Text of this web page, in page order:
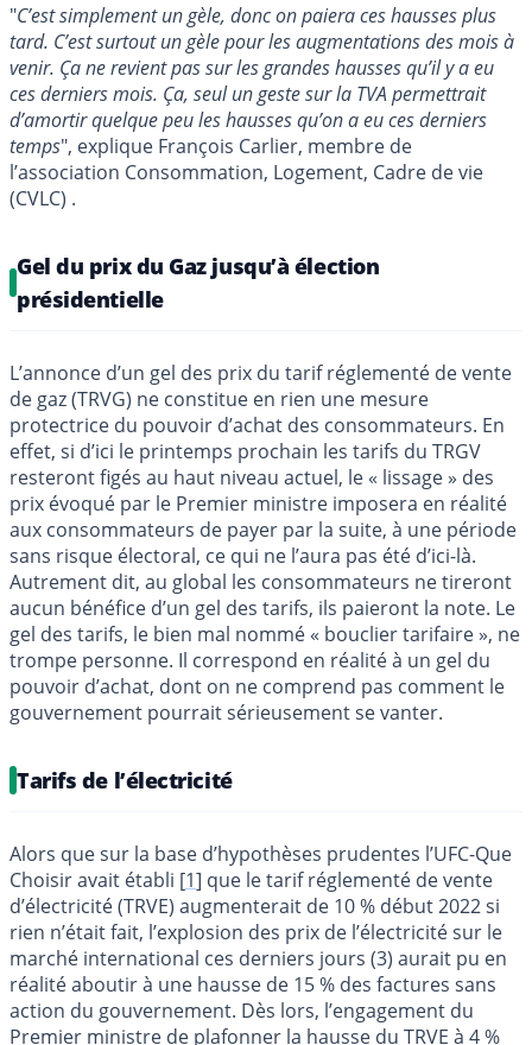
"C’est simplement un gèle, donc on paiera ces hausses plus
tard. C’est surtout un gèle pour les augmentations des mois à
venir. Ça ne revient pas sur les grandes hausses qu’il y a eu
ces derniers mois. Ça, seul un geste sur la TVA permettrait
d’amortir quelque peu les hausses qu’on a eu ces derniers
temps", explique François Carlier, membre de
l’association Consommation, Logement, Cadre de vie
(CVLC) .
Gel du prix du Gaz jusqu’à élection
présidentielle
L’annonce d’un gel des prix du tarif réglementé de vente
de gaz (TRVG) ne constitue en rien une mesure
protectrice du pouvoir d’achat des consommateurs. En
effet, si d’ici le printemps prochain les tarifs du TRGV
resteront figés au haut niveau actuel, le « lissage » des
prix évoqué par le Premier ministre imposera en réalité
aux consommateurs de payer par la suite, à une période
sans risque électoral, ce qui ne l’aura pas été d’ici-là.
Autrement dit, au global les consommateurs ne tireront
aucun bénéfice d’un gel des tarifs, ils paieront la note. Le
gel des tarifs, le bien mal nommé « bouclier tarifaire », ne
trompe personne. Il correspond en réalité à un gel du
pouvoir d’achat, dont on ne comprend pas comment le
gouvernement pourrait sérieusement se vanter.
Tarifs de l’électricité
Alors que sur la base d’hypothèses prudentes l’UFC-Que
Choisir avait établi [1] que le tarif réglementé de vente
d’électricité (TRVE) augmenterait de 10 % début 2022 si
rien n’était fait, l’explosion des prix de l’électricité sur le
marché international ces derniers jours (3) aurait pu en
réalité aboutir à une hausse de 15 % des factures sans
action du gouvernement. Dès lors, l’engagement du
Premier ministre de plafonner la hausse du TRVE à 4 %